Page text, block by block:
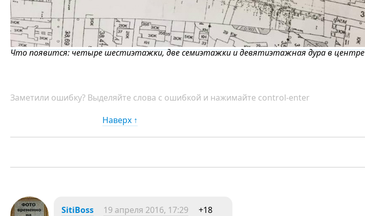
Что появится: четыре шестиэтажки, две семиэтажки и девятиэтажная дура в центре
Заметили ошибку? Выделяйте слова с ошибкой и нажимайте control-enter
Наверх ↑
SitiBoss 19 апреля 2016, 17:29
+18